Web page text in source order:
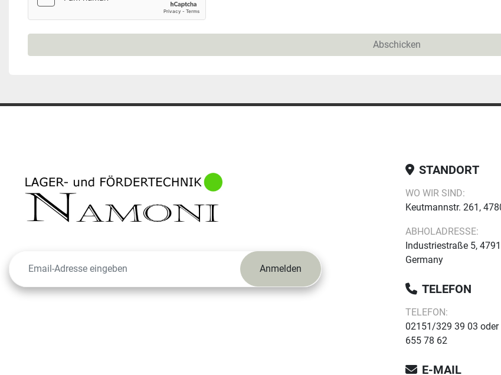
Abschicken
Anmelden
STANDORT
WO WIR SIND:
Keutmannstr. 261,
ABHOLADRESSE:
Industriestraße 5,
Germany
TELEFON
TELEFON:
02151/329 39 03
655 78 62
E-MAIL